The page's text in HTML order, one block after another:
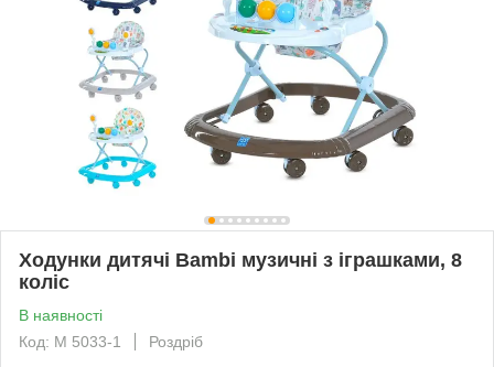
Ходунки дитячі Bambi музичні з іграшками, 8
коліс
В наявності
Код: M 5033-1
Роздріб